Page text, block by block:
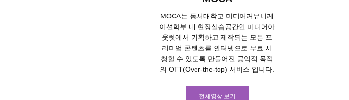
MOCA는 동서대학교 미디어커뮤니케
이션학부 내 현장실습공간인 미디어아
웃렛에서 기획하고 제작되는 모든 프
리미엄 콘텐츠를 인터넷으로 무료 시
청할 수 있도록 만들어진 공익적 목적
의 OTT(Over-the-top) 서비스 입니다.
전체영상 보기